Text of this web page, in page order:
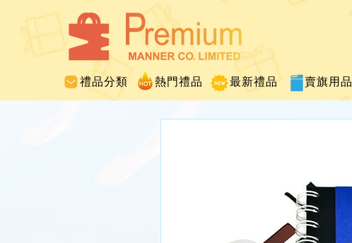
禮品分類 熱門禮品 最新禮品 賣旗用品